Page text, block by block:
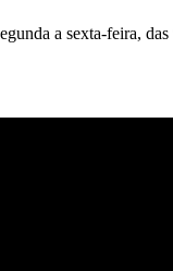
a sexta-feira,